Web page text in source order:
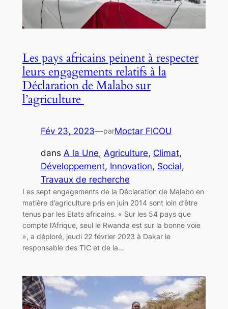
Les pays africains peinent à respecter
leurs engagements relatifs à la
Déclaration de Malabo sur
l’agriculture
Fév 23, 2023—parMoctar FICOU
dans A la Une, Agriculture, Climat
Développement, Innovation, Social
Travaux de recherche
Les sept engagements de la Déclaration de Malabo en
matière d’agriculture pris en juin 2014 sont loin d’être
tenus par les Etats africains. « Sur les 54 pays que
compte l’Afrique, seul le Rwanda est sur la bonne voie
», a déploré, jeudi 22 février 2023 à Dakar le
responsable des TIC et de la…